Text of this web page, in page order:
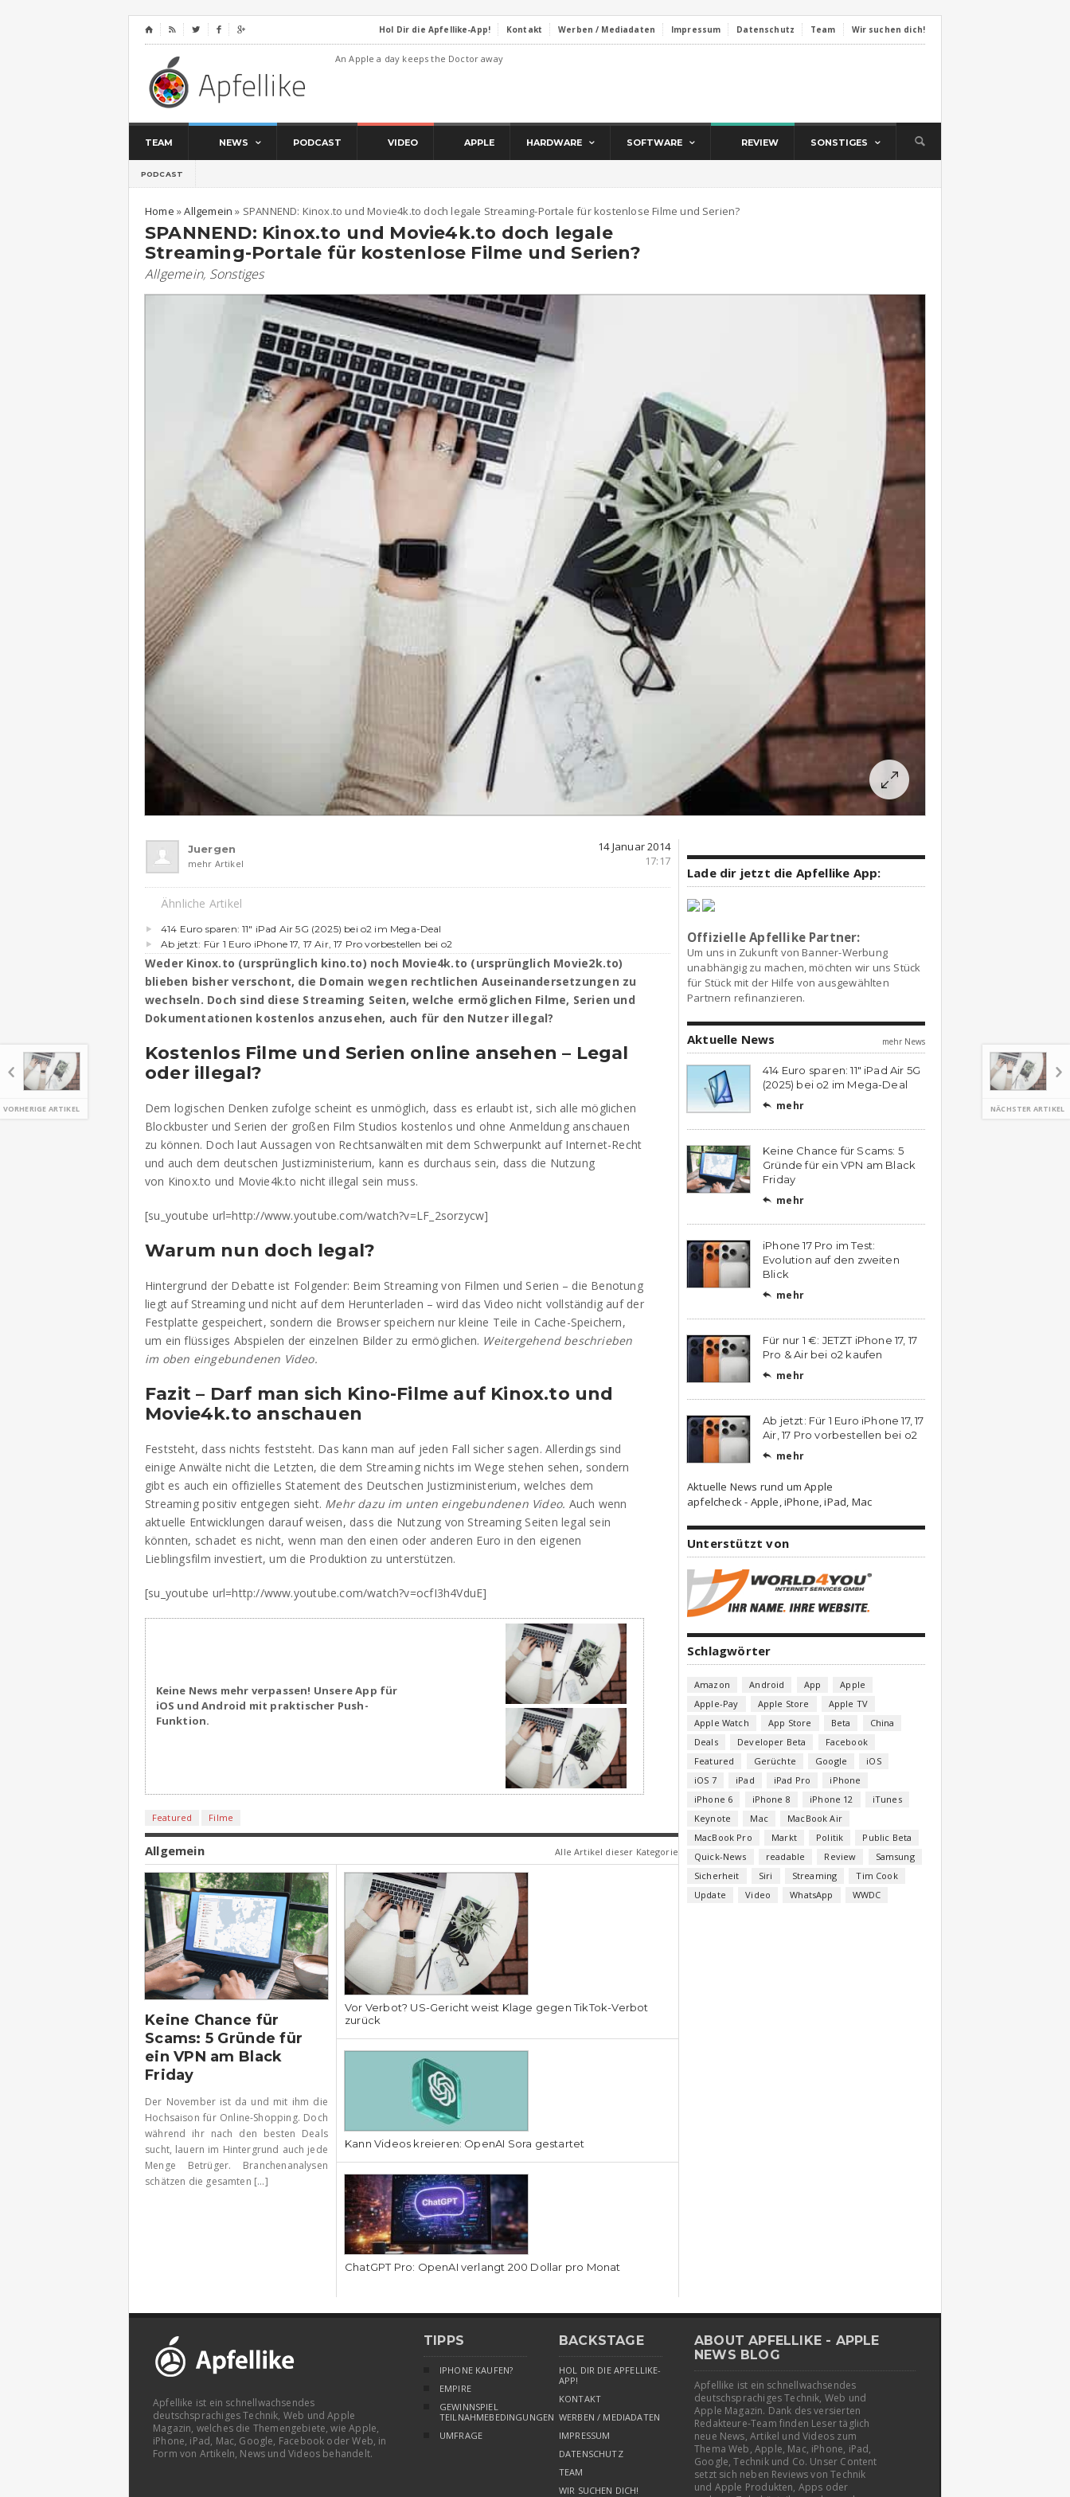
VORHERIGE ARTIKEL NÄCHSTER ARTIKEL
⌂     Hol Dir die Apfellike-App! Kontakt Werben / Mediadaten Impressum Datenschutz Team Wir suchen dich!
An Apple a day keeps the Doctor away
TEAM NEWS PODCAST VIDEO APPLE HARDWARE SOFTWARE REVIEW SONSTIGES
PODCAST
Home »Allgemein » SPANNEND: Kinox.to und Movie4k.to doch legale Streaming-Portale für kostenlose Filme und Serien?
SPANNEND: Kinox.to und Movie4k.to doch legale
Streaming-Portale für kostenlose Filme und Serien?
Allgemein, Sonstiges
Juergen
mehr Artikel
14 Januar 2014
17:17
Ähnliche Artikel
414 Euro sparen: 11″ iPad Air 5G (2025) bei o2 im Mega-Deal
Ab jetzt: Für 1 Euro iPhone 17, 17 Air, 17 Pro vorbestellen bei o2
Weder Kinox.to (ursprünglich kino.to) noch Movie4k.to (ursprünglich Movie2k.to)
blieben bisher verschont, die Domain wegen rechtlichen Auseinandersetzungen zu
wechseln. Doch sind diese Streaming Seiten, welche ermöglichen Filme, Serien und
Dokumentationen kostenlos anzusehen, auch für den Nutzer illegal?
Kostenlos Filme und Serien online ansehen – Legal
oder illegal?
Dem logischen Denken zufolge scheint es unmöglich, dass es erlaubt ist, sich alle möglichen
Blockbuster und Serien der großen Film Studios kostenlos und ohne Anmeldung anschauen
zu können. Doch laut Aussagen von Rechtsanwälten mit dem Schwerpunkt auf Internet-Recht
und auch dem deutschen Justizministerium, kann es durchaus sein, dass die Nutzung
von Kinox.to und Movie4k.to nicht illegal sein muss.
[su_youtube url=http://www.youtube.com/watch?v=LF_2sorzycw]
Warum nun doch legal?
Hintergrund der Debatte ist Folgender: Beim Streaming von Filmen und Serien – die Benotung
liegt auf Streaming und nicht auf dem Herunterladen – wird das Video nicht vollständig auf der
Festplatte gespeichert, sondern die Browser speichern nur kleine Teile in Cache-Speichern,
um ein flüssiges Abspielen der einzelnen Bilder zu ermöglichen. Weitergehend beschrieben
im oben eingebundenen Video.
Fazit – Darf man sich Kino-Filme auf Kinox.to und
Movie4k.to anschauen
Feststeht, dass nichts feststeht. Das kann man auf jeden Fall sicher sagen. Allerdings sind
einige Anwälte nicht die Letzten, die dem Streaming nichts im Wege stehen sehen, sondern
gibt es auch ein offizielles Statement des Deutschen Justizministerium, welches dem
Streaming positiv entgegen sieht. Mehr dazu im unten eingebundenen Video. Auch wenn
aktuelle Entwicklungen darauf weisen, dass die Nutzung von Streaming Seiten legal sein
könnten, schadet es nicht, wenn man den einen oder anderen Euro in den eigenen
Lieblingsfilm investiert, um die Produktion zu unterstützen.
[su_youtube url=http://www.youtube.com/watch?v=ocfI3h4VduE]
Keine News mehr verpassen! Unsere App für
iOS und Android mit praktischer Push-
Funktion.
Featured Filme
Allgemein Alle Artikel dieser Kategorie
Keine Chance für
Scams: 5 Gründe für
ein VPN am Black
Friday
Der November ist da und mit ihm die
Hochsaison für Online-Shopping. Doch
während ihr nach den besten Deals
sucht, lauern im Hintergrund auch jede
Menge Betrüger. Branchenanalysen
schätzen die gesamten [...]
Vor Verbot? US-Gericht weist Klage gegen TikTok-Verbot
zurück
Kann Videos kreieren: OpenAI Sora gestartet
ChatGPT Pro: OpenAI verlangt 200 Dollar pro Monat
Lade dir jetzt die Apfellike App:
Offizielle Apfellike Partner:
Um uns in Zukunft von Banner-Werbung
unabhängig zu machen, möchten wir uns Stück
für Stück mit der Hilfe von ausgewählten
Partnern refinanzieren.
Aktuelle News mehr News
414 Euro sparen: 11″ iPad Air 5G
(2025) bei o2 im Mega-Deal
 mehr
Keine Chance für Scams: 5
Gründe für ein VPN am Black
Friday
 mehr
iPhone 17 Pro im Test:
Evolution auf den zweiten
Blick
 mehr
Für nur 1 €: JETZT iPhone 17, 17
Pro & Air bei o2 kaufen
 mehr
Ab jetzt: Für 1 Euro iPhone 17, 17
Air, 17 Pro vorbestellen bei o2
 mehr
Aktuelle News rund um Apple
apfelcheck - Apple, iPhone, iPad, Mac
Unterstützt von
Schlagwörter
Amazon Android App
Apple
Apple-Pay
Apple Store
Apple TV
Apple Watch
App Store Beta
China
Deals
Developer Beta
Facebook
Featured
Gerüchte Google
iOS
iOS 7
iPad iPad Pro
iPhone
iPhone 6
iPhone 8 iPhone 12
iTunes
Keynote
Mac
MacBook Air
MacBook Pro
Markt Politik
Public Beta
Quick-News
readable Review
Samsung
Sicherheit
Siri Streaming
Tim Cook
Update
Video WhatsApp WWDC
Apfellike ist ein schnellwachsendes
deutschsprachiges Technik, Web und Apple
Magazin, welches die Themengebiete, wie Apple,
iPhone, iPad, Mac, Google, Facebook oder Web, in
Form von Artikeln, News und Videos behandelt.
TIPPS
IPHONE KAUFEN?
EMPIRE
GEWINNSPIEL
TEILNAHMEBEDINGUNGEN
UMFRAGE
BACKSTAGE
HOL DIR DIE APFELLIKE-
APP!
KONTAKT
WERBEN / MEDIADATEN
IMPRESSUM
DATENSCHUTZ
TEAM
WIR SUCHEN DICH!
ABOUT APFELLIKE - APPLE
NEWS BLOG
Apfellike ist ein schnellwachsendes
deutschsprachiges Technik, Web und
Apple Magazin. Dank des versierten
Redakteure-Team finden Leser täglich
neue News, Artikel und Videos zum
Thema Web, Apple, Mac, iPhone, iPad,
Google, Technik und Co. Unser Content
setzt sich neben Reviews von Technik
und Apple Produkten, Apps oder